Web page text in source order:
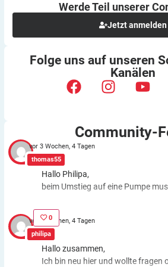
Werde Teil unserer
Jetzt anmelden
Folge uns auf unseren
Kanälen
Community-
thomas55
vor 3 Wochen, 4 Tagen
Hallo Philipa,
beim Umstieg auf eine Pumpe
ICT. Schätzfehler bleiben also. Du
Basalrate individuell einstellen,
Morgenstunden mehr Insulin
körperlichen Anstrengungen
für eine Zeit stoppen, das
0
philipa
vor 3 Wochen, 4 Tagen
Hallo zusammen,
Ich bin neu hier und wollte fragen